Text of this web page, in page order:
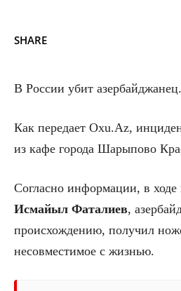
SHARE
В России убит азербайджанец.
Как передает Oxu.Az,
из кафе города Шарыпово
Согласно информации, в
Исмайыл Фаталиев,
происхождению, получил
несовместимое с жизнью.